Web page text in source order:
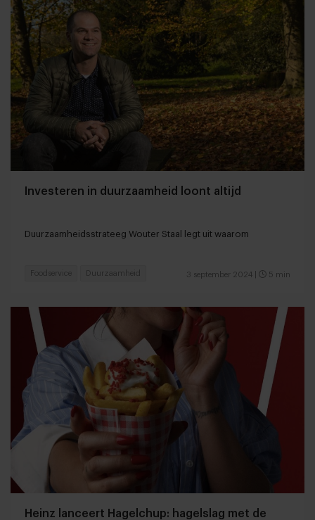
Investeren in duurzaamheid loont altijd
Duurzaamheidsstrateeg Wouter Staal legt uit waarom
3 september 2024 5 min
Foodservice Duurzaamheid
Heinz lanceert Hagelchup: hagelslag met de